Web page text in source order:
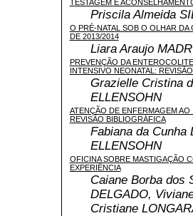
TESTAGEM E
Priscila Almeida
O PRÉ-NATAL SOB O OLHAR DA
DE 2013/2014
Liara Araujo
PREVENÇÃO DA
INTENSIVO NEONATAL:
Grazielle Cristina
ELLENSOHN
ATENÇÃO DE ENFERMAGEM
REVISÃO BIBLIOGRÁFICA
Fabiana da Cunha
ELLENSOHN
OFICINA SOBRE MASTIGAÇÃO
EXPERIÊNCIA
Caiane Borba dos
DELGADO,
Cristiane